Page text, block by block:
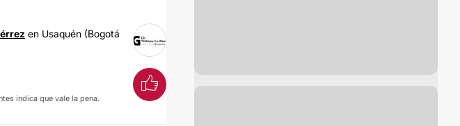
en Usaquén (Bogotá
indica que vale la pena.